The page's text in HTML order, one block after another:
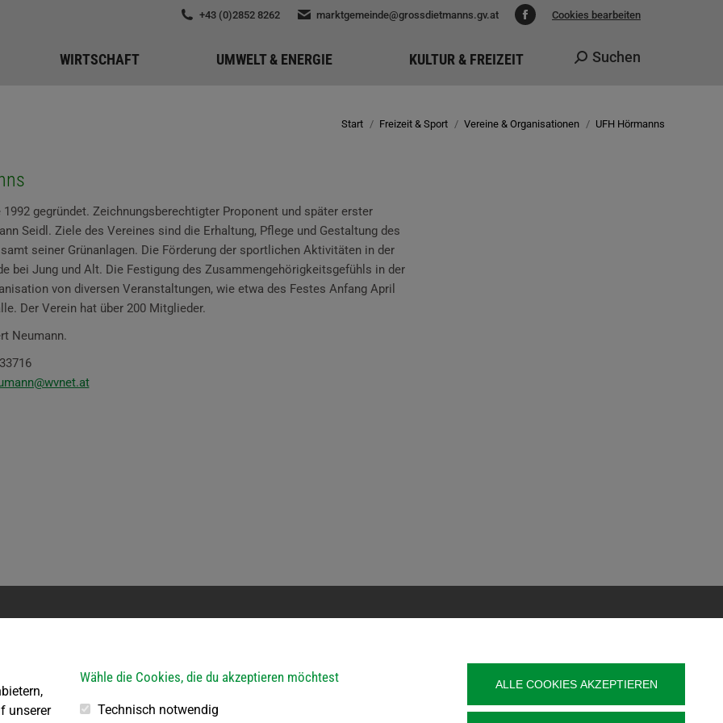
+43 (0)2852 8262 marktgemeinde@grossdietmanns.gv.at
Facebook
window
Cookies bearbeiten
WIRTSCHAFT UMWELT & ENERGIE KULTUR & FREIZEIT Search:
Suchen
Sie befinden sich hier:
Start Freizeit & Sport Vereine & Organisationen UFH Hörmanns
1992 gegründet. Zeichnungsberechtigter Proponent und später erster
Seidl. Ziele des Vereines sind die Erhaltung, Pflege und Gestaltung des
seiner Grünanlagen. Die Förderung der sportlichen Aktivitäten in der
bei Jung und Alt. Die Festigung des Zusammengehörigkeitsgefühls in der
von diversen Veranstaltungen, wie etwa des Festes Anfang April
Der Verein hat über 200 Mitglieder.
Neumann.
Parteienverkehr
8.00 – 11.30 Uhr
– 18.00 Uhr
Öffnungszeiten:
von 8.00 bis 10.00 Uhr
unserer
Wähle die Cookies, die du akzeptieren möchtest
Technisch notwendig
ALLE COOKIES AKZEPTIEREN